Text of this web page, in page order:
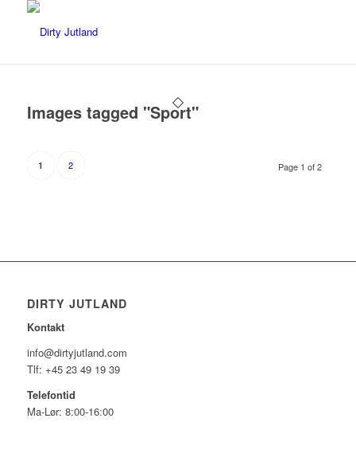
Images tagged "Sport"
Page 1 of 2
1 2
DIRTY JUTLAND
Kontakt
info@dirtyjutland.com
Tlf: +45 23 49 19 39
Telefontid
Ma-Lør: 8:00-16:00